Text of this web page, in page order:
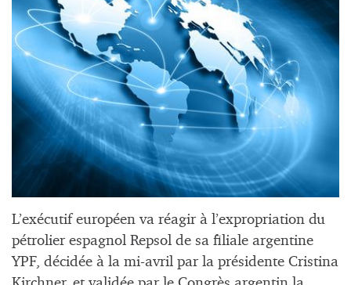
L’exécutif européen va réagir à l’expropriation du
pétrolier espagnol Repsol de sa filiale argentine
YPF, décidée à la mi-avril par la présidente Cristina